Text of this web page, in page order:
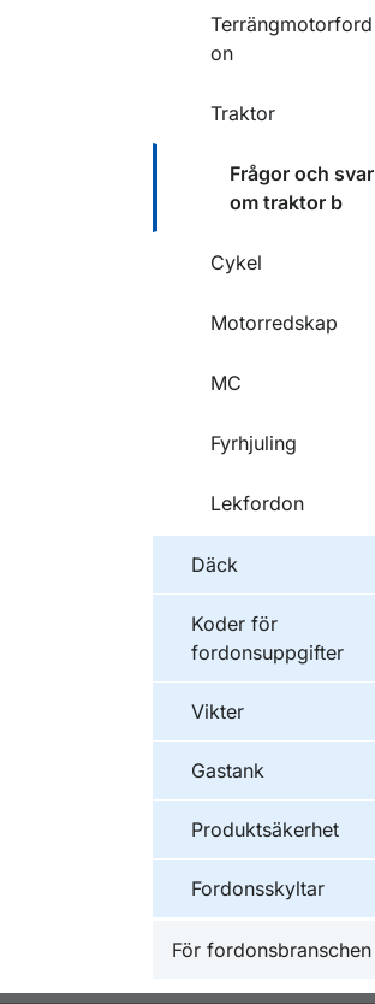
Terrängmotorford
on
Traktor
Frågor och svar
om traktor b
Cykel
Motorredskap
MC
Fyrhjuling
Lekfordon
Däck
Koder för
fordonsuppgifter
Vikter
Gastank
Produktsäkerhet
Fordonsskyltar
För fordonsbranschen